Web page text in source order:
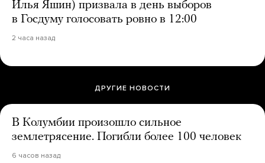
Илья Яшин) призвала в день выборов
в Госдуму голосовать ровно в 12:00
2 часа назад
ДРУГИЕ НОВОСТИ
В Колумбии произошло сильное
землетрясение. Погибли более 100 человек
6 часов назад